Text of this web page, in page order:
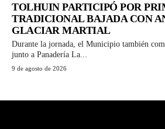
TOLHUIN PARTICIPÓ POR
TRADICIONAL BAJADA CON
GLACIAR MARTIAL
Durante la jornada, el Municipio también
junto a Panadería La...
9 de agosto de 2026